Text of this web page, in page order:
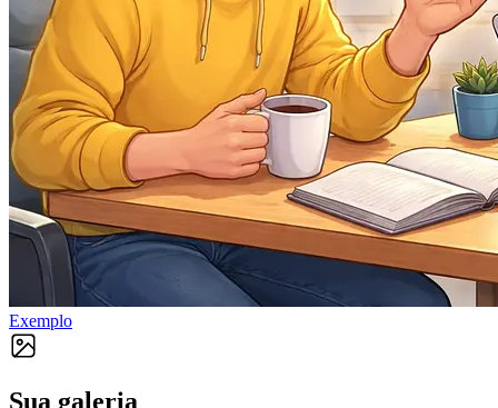
Exemplo
Sua galeria